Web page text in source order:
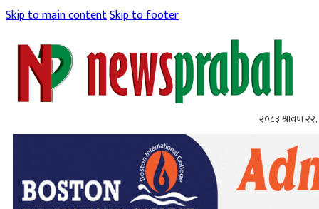
Skip to main contentSkip to footer
२०८३ श्रावण २२,